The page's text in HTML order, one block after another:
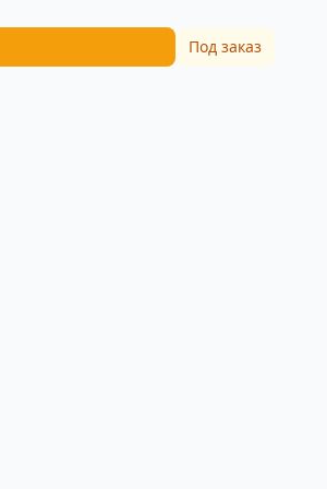
Под заказ